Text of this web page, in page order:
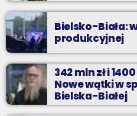
Bielsko-Biała:
produkcyjnej
342 mln zł i
Nowe wątki w
Bielska-Białej